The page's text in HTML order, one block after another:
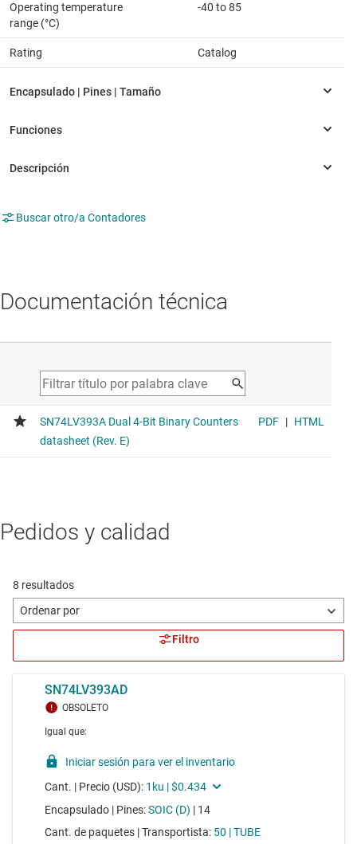
Operating temperature
range (°C)
-40 to 85
Rating Catalog
Buscar otro/a Contadores
Documentación técnica
Pedidos y calidad